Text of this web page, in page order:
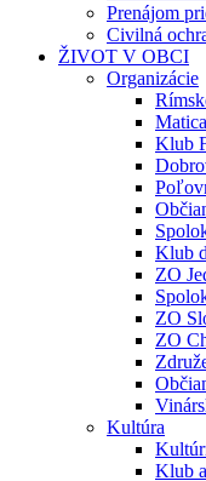
Prenájom
Civilná
ŽIVOT V OBCI
Organizácie
Klub
Klub
ZO
ZO
ZO
Kultúra
Klub